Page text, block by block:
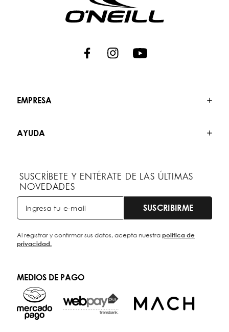
EMPRESA
AYUDA
SUSCRÍBETE Y ENTÉRATE DE LAS ÚLTIMAS
NOVEDADES
SUSCRIBIRME
Al registrar y confirmar sus datos, acepta nuestrapolítica de
privacidad.
MEDIOS DE PAGO